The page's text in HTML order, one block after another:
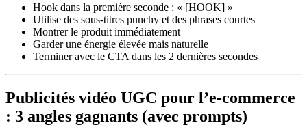
Hook dans la première seconde : « [HOOK] »
Utilise des sous‑titres punchy et des phrases courtes
Montrer le produit immédiatement
Garder une énergie élevée mais naturelle
Terminer avec le CTA dans les 2 dernières secondes
Publicités vidéo UGC pour l’e‑commerce
: 3 angles gagnants (avec prompts)